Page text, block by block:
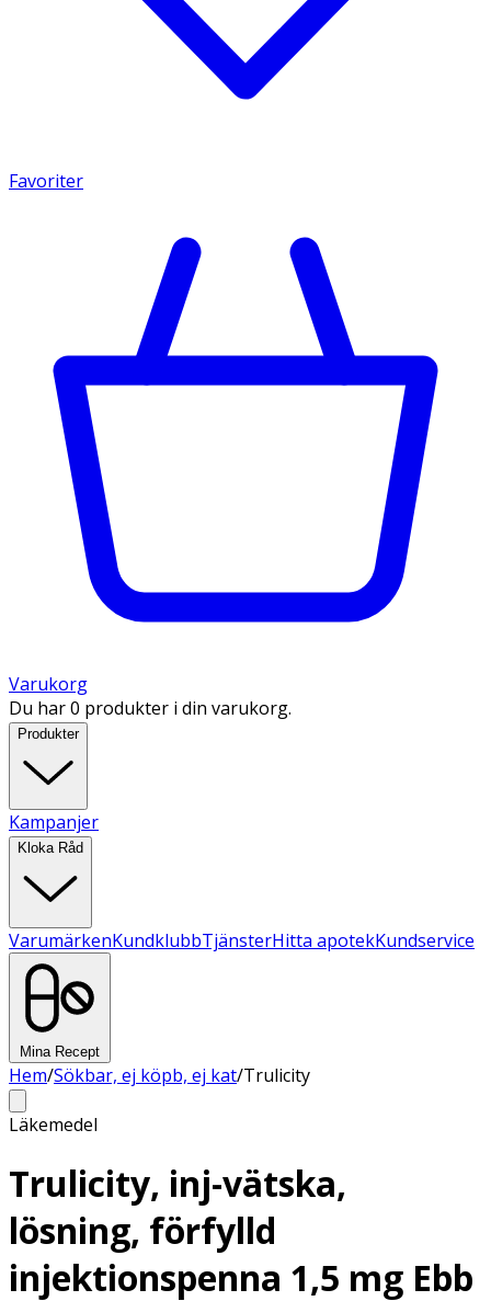
Favoriter
Varukorg
Du har 0 produkter i din varukorg.
Produkter
Kampanjer
Kloka Råd
VarumärkenKundklubbTjänsterHitta apotekKundservice
Mina Recept
Hem/Sökbar, ej köpb, ej kat/Trulicity
Läkemedel
Trulicity, inj-vätska,
lösning, förfylld
injektionspenna 1,5 mg Ebb